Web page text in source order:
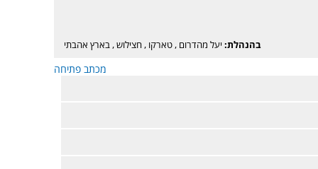
בהנהלת: יעל מהדרום ,טארקו ,חצילוש,בארץ אהבתי
מכתב פתיחה